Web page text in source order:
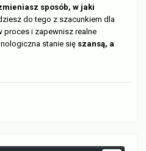
sposób, w jaki
do tego z szacunkiem dla
proces i zapewnisz realne
stanie się szansą, a